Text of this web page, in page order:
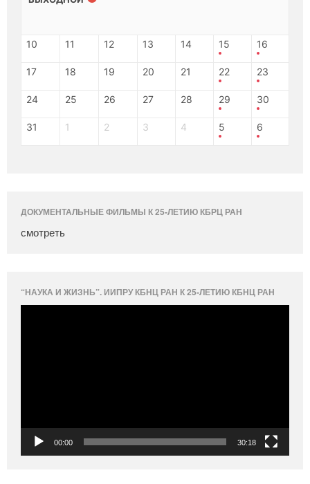
10 11 12 13 14 15 16
17 18 19 20 21 22 23
24 25 26 27 28 29 30
31 1 2 3 4 5 6
ДОКУМЕНТАЛЬНЫЕ ФИЛЬМЫ К 25-ЛЕТИЮ КБРЦ РАН
смотреть
“НАУКА И ЖИЗНЬ”. ИИПРУ КБНЦ РАН К 25-ЛЕТИЮ КБНЦ РАН
00:00 30:18